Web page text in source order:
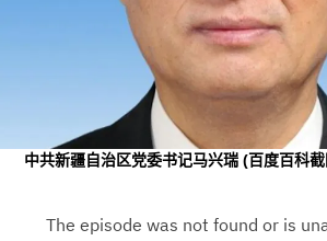
中共新疆自治区党委书记马兴瑞(百度百科